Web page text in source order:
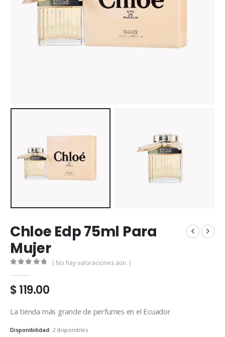
Chloe Edp 75ml Para
Mujer
( No hay valoraciones aún. )
$119.00
La tienda más grande de perfumes en el Ecuador
Disponibilidad: 2 disponibles